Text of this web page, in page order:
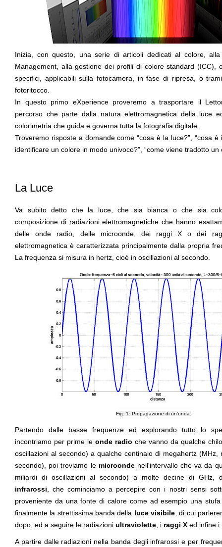
Inizia, con questo, una serie di articoli dedicati al colore,
Management, alla gestione dei profili di colore standard (ICC),
specifici, applicabili sulla fotocamera, in fase di ripresa, o
fotoritocco.
In questo primo eXperience proveremo a trasportare il
percorso che parte dalla natura elettromagnetica della luce
colorimetria che guida e governa tutta la fotografia digitale.
Troveremo risposte a domande come “cosa è la luce?”, “cosa è
identificare un colore in modo univoco?”, “come viene tradotto un
La Luce
Va subito detto che la luce, che sia bianca o che sia
composizione di radiazioni elettromagnetiche che hanno
delle onde radio, delle microonde, dei raggi X o dei
elettromagnetica è caratterizzata principalmente dalla propria
La frequenza si misura in hertz, cioè in oscillazioni al secondo.
Fig. 1: Propagazione di un'onda.
Partendo dalle basse frequenze ed esplorando tutto lo
incontriamo per prime le onde radio che vanno da qualche
oscillazioni al secondo) a qualche centinaio di megahertz (MHz,
secondo), poi troviamo le microondenell'intervallo che va da
miliardi di oscillazioni al secondo) a molte decine di GHz,
infrarossi, che cominciamo a percepire con i nostri sensi
proveniente da una fonte di calore come ad esempio una
finalmente la strettissima banda della luce visibile, di cui
dopo, ed a seguire le radiazioni ultraviolette, i raggi X ed infine i
A partire dalle radiazioni nella banda degli infrarossi e per